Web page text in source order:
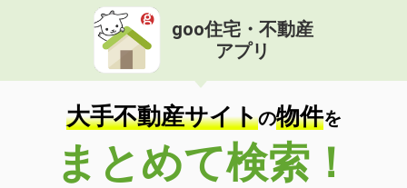
goo住宅・不動産
アプリ
大手不動産サイトの物件を
まとめて検索！